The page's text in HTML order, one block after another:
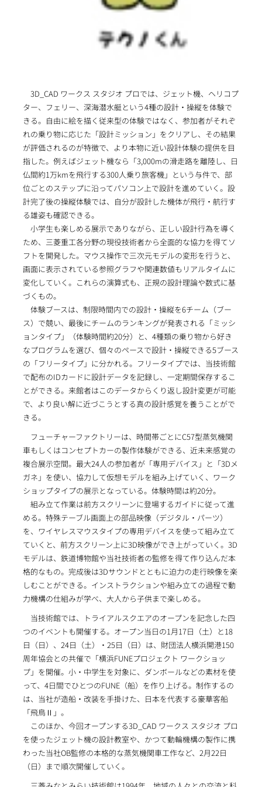
3D_CAD ワークス スタジオ プロでは、ジェット機、ヘリコプ
ター、フェリー、深海潜水艇という4種の設計・操縦を体験で
きる。自由に絵を描く従来型の体験ではなく、参加者がそれぞ
れの乗り物に応じた「設計ミッション」をクリアし、その結果
が評価されるのが特徴で、より本物に近い設計体験の提供を目
指した。例えばジェット機なら「3,000mの滑走路を離陸し、日
仏間約1万kmを飛行する300人乗り旅客機」という与件で、部
位ごとのステップに沿ってパソコン上で設計を進めていく。設
計完了後の操縦体験では、自分が設計した機体が飛行・航行す
る雄姿も確認できる。
小学生も楽しめる展示でありながら、正しい設計行為を導く
ため、三菱重工各分野の現役技術者から全面的な協力を得てソ
フトを開発した。マウス操作で三次元モデルの変形を行うと、
画面に表示されている参照グラフや関連数値もリアルタイムに
変化していく。これらの演算式も、正規の設計理論や数式に基
づくもの。
体験ブースは、制限時間内での設計・操縦を6チーム（ブー
ス）で競い、最後にチームのランキングが発表される「ミッシ
ョンタイプ」（体験時間約20分）と、4種類の乗り物から好き
なプログラムを選び、個々のペースで設計・操縦できる5ブース
の「フリータイプ」に分かれる。フリータイプでは、当技術館
で配布のIDカードに設計データを記録し、一定期間保存するこ
とができる。来館者はこのデータからくり返し設計変更が可能
で、より良い解に近づこうとする真の設計感覚を養うことがで
きる。
フューチャーファクトリーは、時間帯ごとにC57型蒸気機関
車もしくはコンセプトカーの製作体験ができる、近未来感覚の
複合展示空間。最大24人の参加者が「専用デバイス」と「3Dメ
ガネ」を使い、協力して仮想モデルを組み上げていく、ワーク
ショップタイプの展示となっている。体験時間は約20分。
組み立て作業は前方スクリーンに登場するガイドに従って進
める。特殊テーブル画面上の部品映像（デジタル・パーツ）
を、ワイヤレスマウスタイプの専用デバイスを使って組み立て
ていくと、前方スクリーン上に3D映像ができ上がっていく。3D
モデルは、鉄道博物館や当社技術者の監修を得て作り込んだ本
格的なもの。完成後は3Dサウンドとともに迫力の走行映像を楽
しむことができる。インストラクションや組み立ての過程で動
力機構の仕組みが学べ、大人から子供まで楽しめる。
当技術館では、トライアルスクエアのオープンを記念した四
つのイベントも開催する。オープン当日の1月17日（土）と18
日（日）、24日（土）・25日（日）は、財団法人横浜開港150
周年協会との共催で「横浜FUNEプロジェクト ワークショッ
プ」を開催。小・中学生を対象に、ダンボールなどの素材を使
って、4日間でひとつのFUNE（船）を作り上げる。制作するの
は、当社が造船・改装を手掛けた、日本を代表する豪華客船
「飛鳥Ⅱ」。
このほか、今回オープンする3D_CAD ワークス スタジオ プロ
を使ったジェット機の設計教室や、かつて動輪機構の製作に携
わった当社OB監修の本格的な蒸気機関車工作など、2月22日
（日）まで順次開催していく。